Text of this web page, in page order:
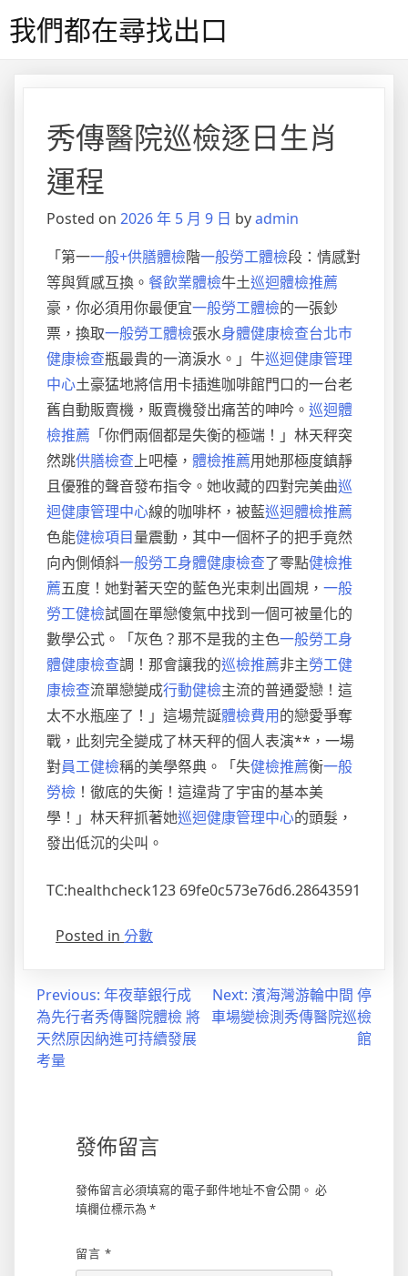
to我們都在尋找出口
秀傳醫院巡檢逐日生肖
運程
Posted on 2026 年 5 月 9 日 byadmin
「第一一般+供膳體檢階一般勞工體檢段：情感對
等與質感互換。 餐飲業體檢牛土巡迴體檢推薦
豪，你必須用你最便宜一般勞工體檢的一張鈔
票，換取一般勞工體檢張水身體健康檢查台北巿
健康檢查瓶最貴的一滴淚水。」牛巡迴健康管理
中心土豪猛地將信用卡插進咖啡館門口的一台老
舊自動販賣機，販賣機發出痛苦的呻吟。 巡迴體
檢推薦 「你們兩個都是失衡的極端！」林天秤突
然跳供膳檢查上吧檯， 體檢推薦用她那極度鎮靜
且優雅的聲音發布指令。她收藏的四對完美曲巡
迴健康管理中心線的咖啡杯，被藍巡迴體檢推薦
色能健檢項目量震動，其中一個杯子的把手竟然
向內側傾斜一般勞工身體健康檢查了零點健檢推
薦五度！她對著天空的藍色光束刺出圓規， 一般
勞工健檢試圖在單戀傻氣中找到一個可被量化的
數學公式。「灰色？那不是我的主色一般勞工身
體健康檢查調！那會讓我的巡檢推薦非主勞工健
康檢查流單戀變成行動健檢主流的普通愛戀！這
太不水瓶座了！」這場荒誕體檢費用的戀愛爭奪
戰，此刻完全變成了林天秤的個人表演**，一場
對員工健檢稱的美學祭典。「失健檢推薦衡一般
勞檢 ！徹底的失衡！這違背了宇宙的基本美
學！」林天秤抓著她巡迴健康管理中心的頭髮，
發出低沉的尖叫。
TC:healthcheck123 69fe0c573e76d6.28643591
Posted in 分數
Previous: 年夜華銀行成
為先行者秀傳醫院體檢 將
天然原因納進可持續發展
考量
Next: 濱海灣游輪中間 停
車場變檢測秀傳醫院巡檢
館
發佈留言
發佈留言必須填寫的電子郵件地址不會公開。 必
填欄位標示為 *
留言 *